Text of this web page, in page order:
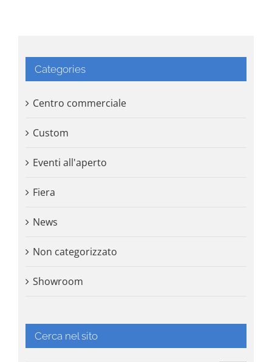
Categories
Centro commerciale
Custom
Eventi all'aperto
Fiera
News
Non categorizzato
Showroom
Cerca nel sito